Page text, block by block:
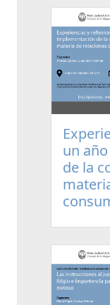
un
de la